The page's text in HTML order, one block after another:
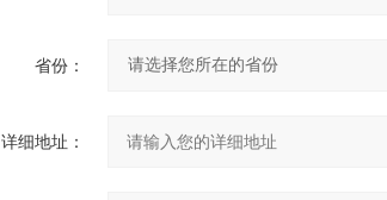
省份：
详细地址：